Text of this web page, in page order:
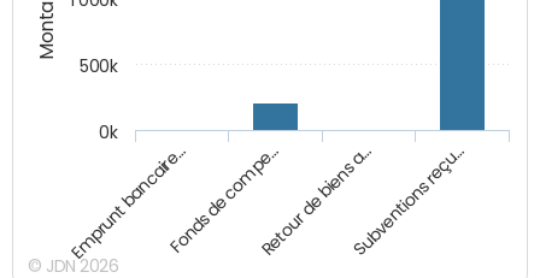
Emprunt bancaire…Fonds de compe…Retour de biens a…Subventions reçu…
0k
500k
© JDN 2026